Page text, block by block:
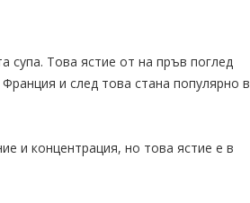
супа. Това ястие от на пръв поглед
и след това стана популярно в
и концентрация, но това ястие е в